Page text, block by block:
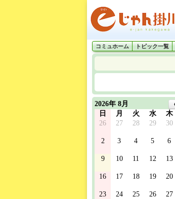
コミュホーム トピック一覧
2026年 8月
日 月 火 水 木
26
27 28 29 30
2 3 4 5 6
9 10 11 12 13
16 17 18 19 20
23 24 25 26 27